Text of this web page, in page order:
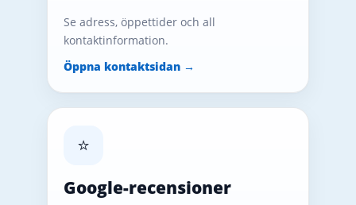
Se adress, öppettider och all
kontaktinformation.
Öppna kontaktsidan →
⭐
Google-recensioner